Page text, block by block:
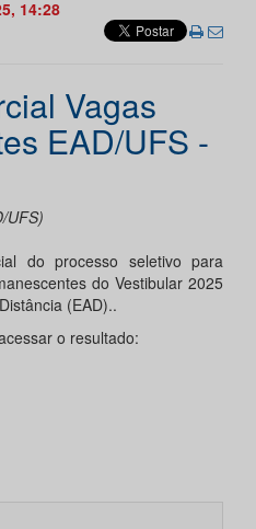
14:28
Vagas
EAD/UFS -
UFS)
do processo seletivo para
do Vestibular 2025
(EAD)..
o resultado: